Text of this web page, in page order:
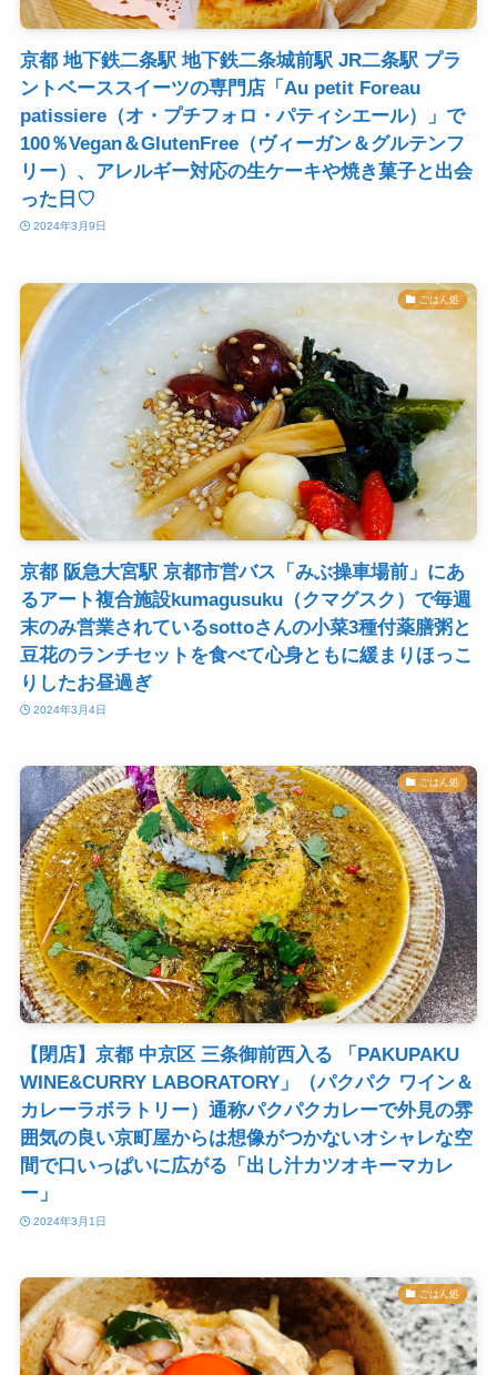
京都 地下鉄二条駅 地下鉄二条城前駅 JR二条駅 プラ
ントベーススイーツの専門店「Au petit Foreau
patissiere（オ・プチフォロ・パティシエール）」で
100％Vegan＆GlutenFree（ヴィーガン＆グルテンフ
リー）、アレルギー対応の生ケーキや焼き菓子と出会
った日♡
2024年3月9日
ごはん処
京都 阪急大宮駅 京都市営バス「みぶ操車場前」にあ
るアート複合施設kumagusuku（クマグスク）で毎週
末のみ営業されているsottoさんの小菜3種付薬膳粥と
豆花のランチセットを食べて心身ともに緩まりほっこ
りしたお昼過ぎ
2024年3月4日
ごはん処
【閉店】京都 中京区 三条御前西入る 「PAKUPAKU
WINE&CURRY LABORATORY」（パクパク ワイン＆
カレーラボラトリー）通称パクパクカレーで外見の雰
囲気の良い京町屋からは想像がつかないオシャレな空
間で口いっぱいに広がる「出し汁カツオキーマカレ
ー」
2024年3月1日
ごはん処